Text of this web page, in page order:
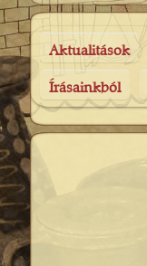
Aktualitások
Írásainkból